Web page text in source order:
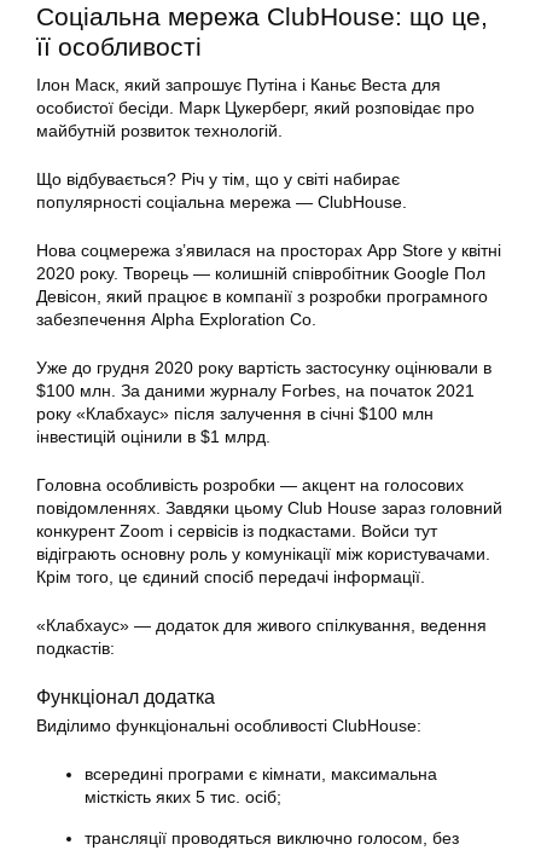
Соціальна мережа ClubHouse: що це,
її особливості
Ілон Маск, який запрошує Путіна і Каньє Веста для
особистої бесіди. Марк Цукерберг, який розповідає про
майбутній розвиток технологій.
Що відбувається? Річ у тім, що у світі набирає
популярності соціальна мережа — ClubHouse.
Нова соцмережа з’явилася на просторах App Store у квітні
2020 року. Творець — колишній співробітник Google Пол
Девісон, який працює в компанії з розробки програмного
забезпечення Alpha Exploration Co.
Уже до грудня 2020 року вартість застосунку оцінювали в
$100 млн. За даними журналу Forbes, на початок 2021
року «Клабхаус» після залучення в січні $100 млн
інвестицій оцінили в $1 млрд.
Головна особливість розробки — акцент на голосових
повідомленнях. Завдяки цьому Club House зараз головний
конкурент Zoom і сервісів із подкастами. Войси тут
відіграють основну роль у комунікації між користувачами.
Крім того, це єдиний спосіб передачі інформації.
«Клабхаус» — додаток для живого спілкування, ведення
подкастів:
Функціонал додатка
Виділимо функціональні особливості ClubHouse:
всередині програми є кімнати, максимальна
місткість яких 5 тис. осіб;
трансляції проводяться виключно голосом, без